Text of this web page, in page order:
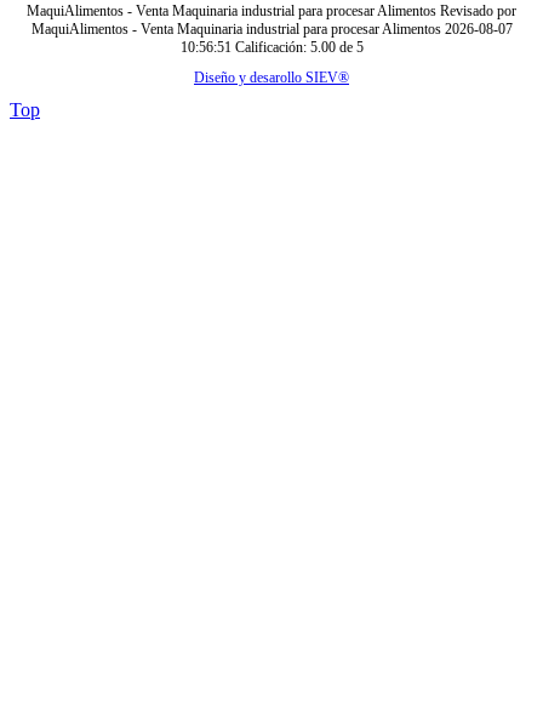
MaquiAlimentos - Venta Maquinaria industrial para procesar Alimentos Revisado por
MaquiAlimentos - Venta Maquinaria industrial para procesar Alimentos 2026-08-07
10:56:51 Calificación: 5.00 de 5
Diseño y desarollo SIEV®
Top